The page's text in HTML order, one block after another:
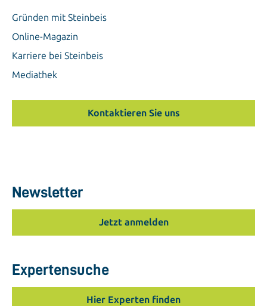
Gründen mit Steinbeis
Online-Magazin
Karriere bei Steinbeis
Mediathek
Kontaktieren Sie uns
Newsletter
Jetzt anmelden
Expertensuche
Hier Experten finden